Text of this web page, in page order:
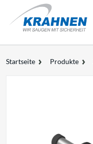
Startseite Produkte